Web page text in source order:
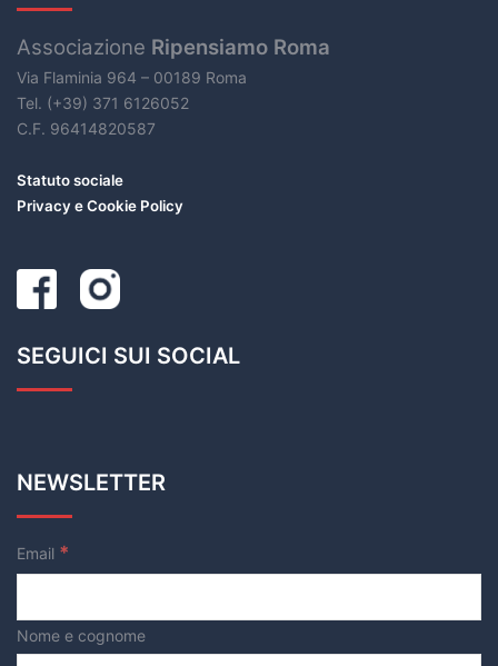
Associazione Ripensiamo Roma
Via Flaminia 964 – 00189 Roma
Tel. (+39) 371 6126052
C.F. 96414820587
Statuto sociale
Privacy e Cookie Policy
SEGUICI SUI SOCIAL
NEWSLETTER
Email *
Nome e cognome